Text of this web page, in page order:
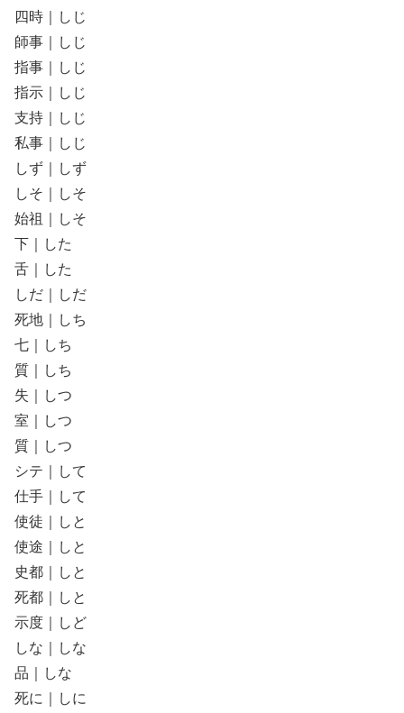
四時｜しじ
師事｜しじ
指事｜しじ
指示｜しじ
支持｜しじ
私事｜しじ
しず｜しず
しそ｜しそ
始祖｜しそ
下｜した
舌｜した
しだ｜しだ
死地｜しち
七｜しち
質｜しち
失｜しつ
室｜しつ
質｜しつ
シテ｜して
仕手｜して
使徒｜しと
使途｜しと
史都｜しと
死都｜しと
示度｜しど
しな｜しな
品｜しな
死に｜しに